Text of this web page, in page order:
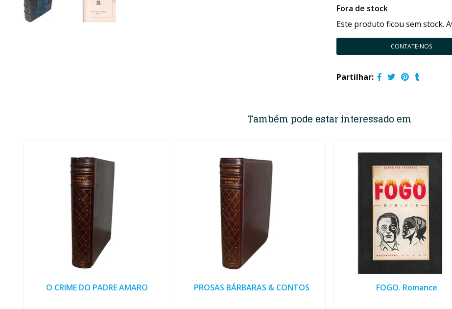
Fora de stock
Este produto ficou sem stock.
CONTATE-NOS
Partilhar:
Também pode estar interessado em
O CRIME DO PADRE AMARO PROSAS BÁRBARAS & CONTOS FOGO. Romance